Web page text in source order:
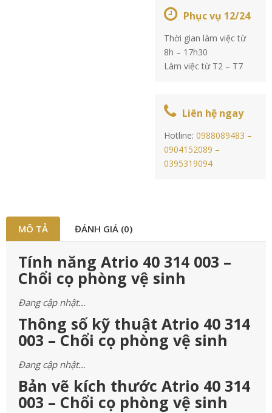
Phục vụ 12/24
Thời gian làm việc từ
8h – 17h30
Làm việc từ T2 – T7
Liên hệ ngay
Hotline:0988089483 –
0904152089 –
0395319094
MÔ TẢ ĐÁNH GIÁ (0)
Tính năng Atrio 40 314 003 –
Chổi cọ phòng vệ sinh
Đang cập nhật…
Thông số kỹ thuật Atrio 40 314
003 – Chổi cọ phòng vệ sinh
Đang cập nhật…
Bản vẽ kích thước Atrio 40 314
003 – Chổi cọ phòng vệ sinh